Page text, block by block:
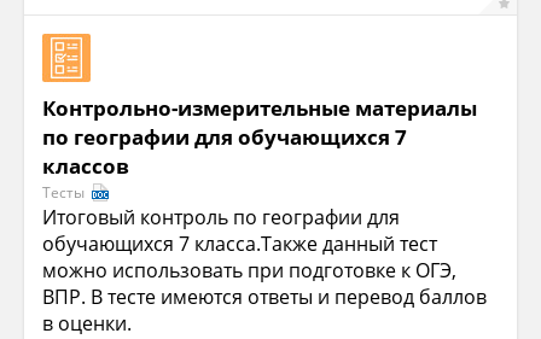
Контрольно-измерительные материалы
по географии для обучающихся 7
классов
Тесты
Итоговый контроль по географии для
обучающихся 7 класса.Также данный тест
можно использовать при подготовке к ОГЭ,
ВПР. В тесте имеются ответы и перевод баллов
в оценки.